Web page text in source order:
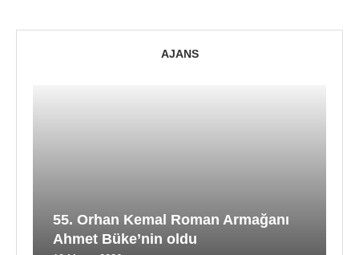
AJANS
55. Orhan Kemal Roman Armağanı
Ahmet Büke’nin oldu